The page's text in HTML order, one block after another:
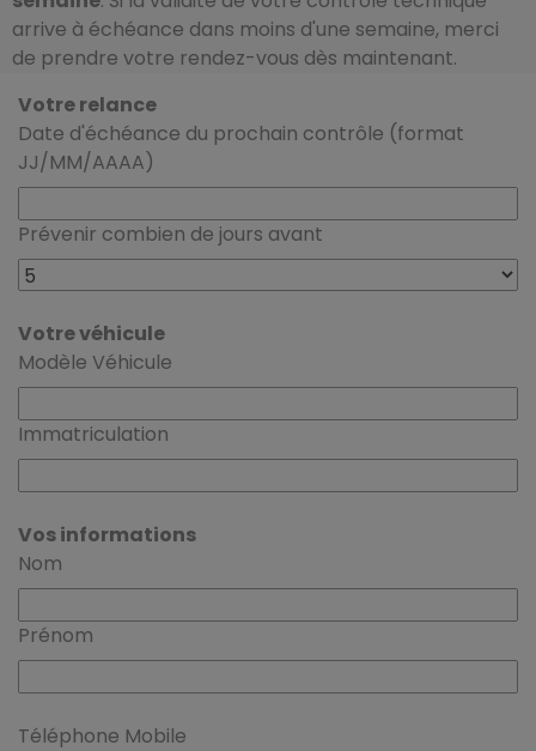
arrive à échéance dans moins d'une semaine, merci
de prendre votre rendez-vous dès maintenant.
Votre relance
Date d'échéance du prochain contrôle (format
JJ/MM/AAAA)
Prévenir combien de jours avant
Votre véhicule
Modèle Véhicule
Immatriculation
Vos informations
Nom
Prénom
Téléphone Mobile